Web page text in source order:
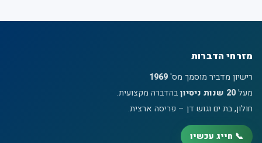
מזרחי הדברות
רישיון מדביר מוסמך מס'1969
מעל20 שנות ניסיון
בהדברה מקצועית.
חולון, בת ים וגוש דן – פריסה ארצית.
📞 חייג עכשיו